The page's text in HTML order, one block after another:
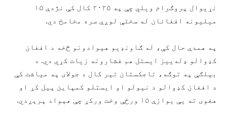
نړیوال پروګرام ویلي چې په ۲۰۲۵ کال کې نژدې ۱۵
میلیونه افغانان له سختې لوږې سره مخامخ دي.
په همدې حال کې، له ګاونډیو هېوادونو څخه د افغان
کډوالو ډله‌ییز ایستل هم فشارونه زیات کړي دي. د
بېلګې په توګه، تاجکستان تېر کال د جولای په میاشت کې
د افغان کډوالو د نیولو او ایستلو کمپاین پیل کړ او
هغوی ته یې یوازې ۱۵ ورځې وخت ورکړ چې هېواد پرېږدي.